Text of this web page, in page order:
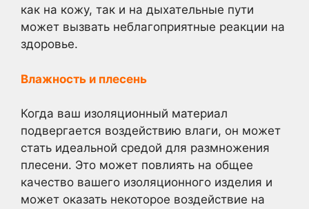
как на кожу, так и на дыхательные пути
может вызвать неблагоприятные реакции на
здоровье.
Влажность и плесень
Когда ваш изоляционный материал
подвергается воздействию влаги, он может
стать идеальной средой для размножения
плесени. Это может повлиять на общее
качество вашего изоляционного изделия и
может оказать некоторое воздействие на